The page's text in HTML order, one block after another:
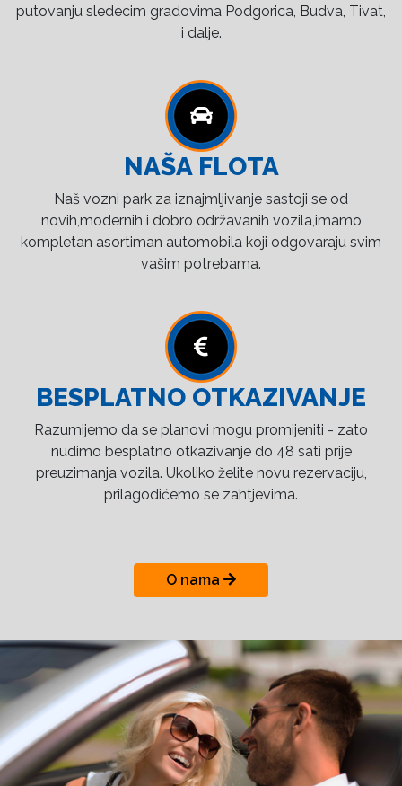
putovanju sledecim gradovima Podgorica, Budva, Tivat,
i dalje.
NAŠA FLOTA
Naš vozni park za iznajmljivanje sastoji se od
novih,modernih i dobro održavanih vozila,imamo
kompletan asortiman automobila koji odgovaraju svim
vašim potrebama.
BESPLATNO OTKAZIVANJE
Razumijemo da se planovi mogu promijeniti - zato
nudimo besplatno otkazivanje do 48 sati prije
preuzimanja vozila. Ukoliko želite novu rezervaciju,
prilagodićemo se zahtjevima.
O nama